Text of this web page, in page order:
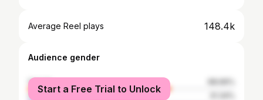
Average Reel plays 148.4k
Audience gender
female
male
Start a Free Trial to Unlock